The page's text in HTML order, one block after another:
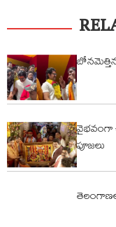
వైభవంగా
పూజలు